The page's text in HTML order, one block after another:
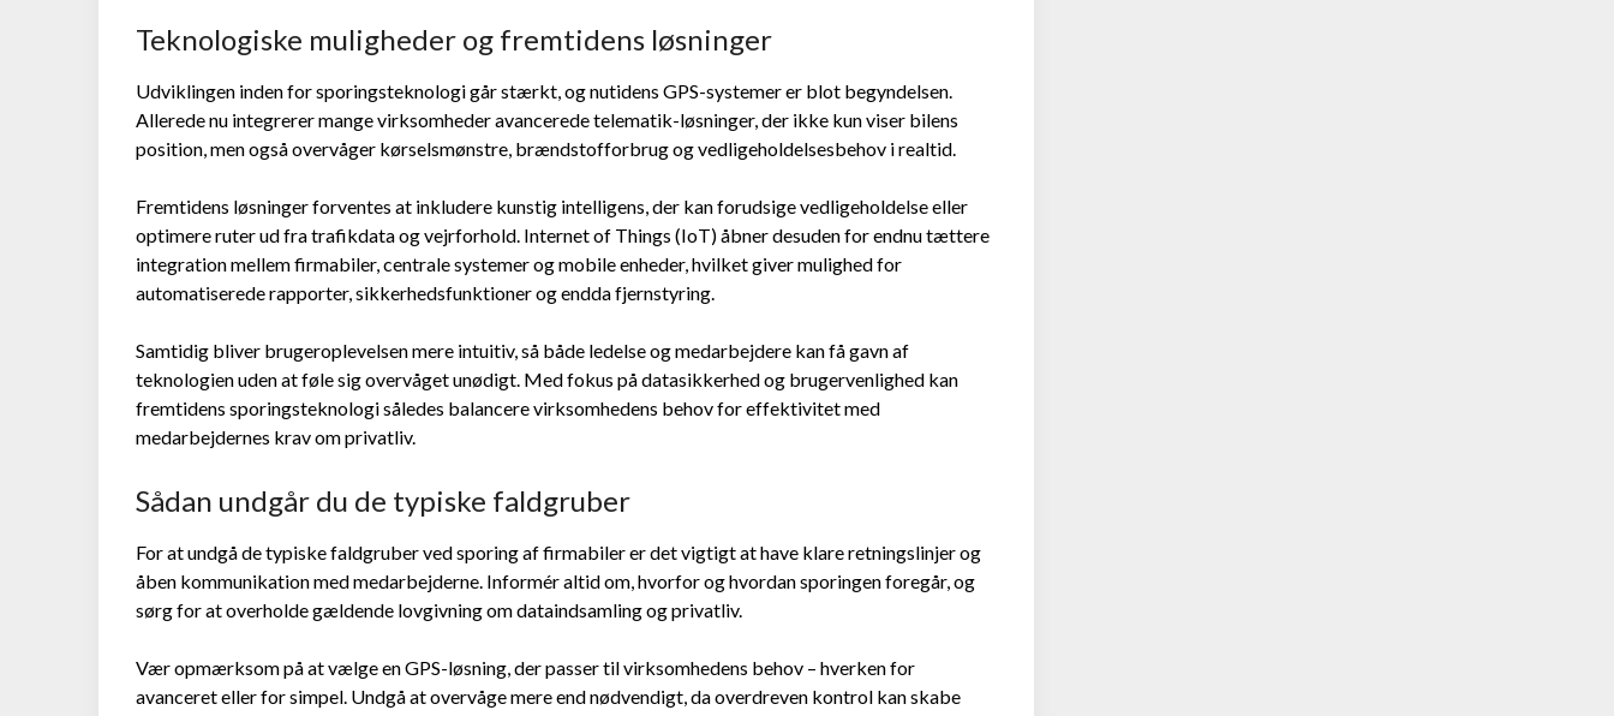
Teknologiske muligheder og fremtidens løsninger
Udviklingen inden for sporingsteknologi går stærkt, og nutidens GPS-systemer er blot begyndelsen.
Allerede nu integrerer mange virksomheder avancerede telematik-løsninger, der ikke kun viser bilens
position, men også overvåger kørselsmønstre, brændstofforbrug og vedligeholdelsesbehov i realtid.
Fremtidens løsninger forventes at inkludere kunstig intelligens, der kan forudsige vedligeholdelse eller
optimere ruter ud fra trafikdata og vejrforhold. Internet of Things (IoT) åbner desuden for endnu tættere
integration mellem firmabiler, centrale systemer og mobile enheder, hvilket giver mulighed for
automatiserede rapporter, sikkerhedsfunktioner og endda fjernstyring.
Samtidig bliver brugeroplevelsen mere intuitiv, så både ledelse og medarbejdere kan få gavn af
teknologien uden at føle sig overvåget unødigt. Med fokus på datasikkerhed og brugervenlighed kan
fremtidens sporingsteknologi således balancere virksomhedens behov for effektivitet med
medarbejdernes krav om privatliv.
Sådan undgår du de typiske faldgruber
For at undgå de typiske faldgruber ved sporing af firmabiler er det vigtigt at have klare retningslinjer og
åben kommunikation med medarbejderne. Informér altid om, hvorfor og hvordan sporingen foregår, og
sørg for at overholde gældende lovgivning om dataindsamling og privatliv.
Vær opmærksom på at vælge en GPS-løsning, der passer til virksomhedens behov – hverken for
avanceret eller for simpel. Undgå at overvåge mere end nødvendigt, da overdreven kontrol kan skabe